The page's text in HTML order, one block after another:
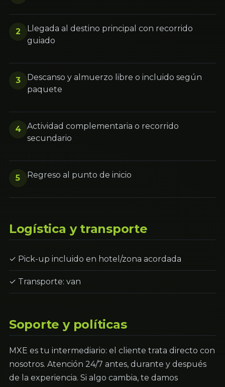
2
Llegada al destino principal con recorrido
guiado
3
Descanso y almuerzo libre o incluido según
paquete
4
Actividad complementaria o recorrido
secundario
5 Regreso al punto de inicio
Logística y transporte
✓ Pick-up incluido en hotel/zona acordada
✓ Transporte: van
Soporte y políticas
MXE es tu intermediario: el cliente trata directo con
nosotros. Atención 24/7 antes, durante y después
de la experiencia. Si algo cambia, te damos